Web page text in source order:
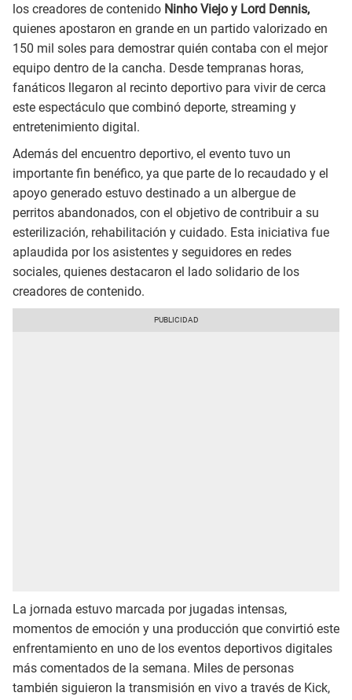
los creadores de contenido Ninho Viejo y Lord Dennis,
quienes apostaron en grande en un partido valorizado en
150 mil soles para demostrar quién contaba con el mejor
equipo dentro de la cancha. Desde tempranas horas,
fanáticos llegaron al recinto deportivo para vivir de cerca
este espectáculo que combinó deporte, streaming y
entretenimiento digital.
Además del encuentro deportivo, el evento tuvo un
importante fin benéfico, ya que parte de lo recaudado y el
apoyo generado estuvo destinado a un albergue de
perritos abandonados, con el objetivo de contribuir a su
esterilización, rehabilitación y cuidado. Esta iniciativa fue
aplaudida por los asistentes y seguidores en redes
sociales, quienes destacaron el lado solidario de los
creadores de contenido.
La jornada estuvo marcada por jugadas intensas,
momentos de emoción y una producción que convirtió este
enfrentamiento en uno de los eventos deportivos digitales
más comentados de la semana. Miles de personas
también siguieron la transmisión en vivo a través de Kick,